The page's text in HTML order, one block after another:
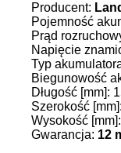
Producent:
Pojemność
Prąd
Napięcie
Typ
Biegunowość
Długość [mm]:
Szerokość
Wysokość
Gwarancja: 12